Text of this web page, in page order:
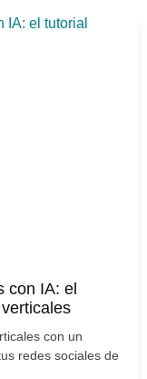
con IA: el
con un
redes sociales de